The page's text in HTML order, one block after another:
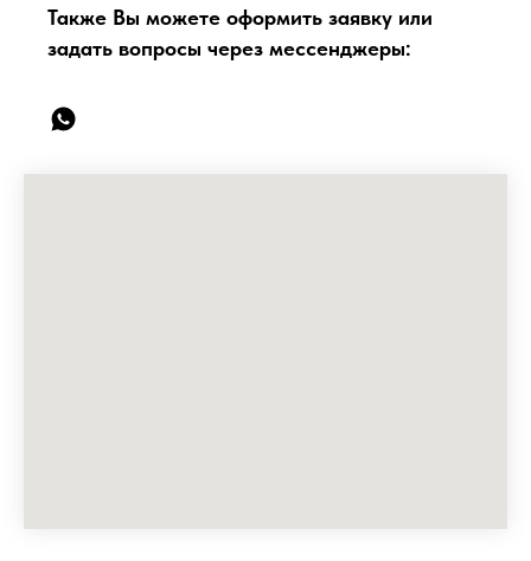
Также Вы можете оформить заявку или
задать вопросы через мессенджеры: